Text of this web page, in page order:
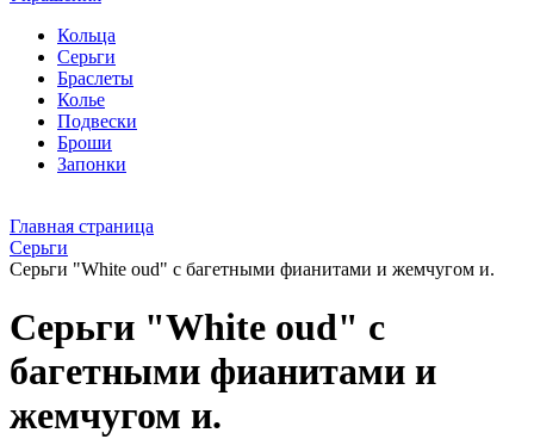
Кольца
Серьги
Браслеты
Колье
Подвески
Броши
Запонки
Главная страница
Серьги
Серьги "White oud" с багетными фианитами и жемчугом и.
Серьги "White oud" с
багетными фианитами и
жемчугом и.